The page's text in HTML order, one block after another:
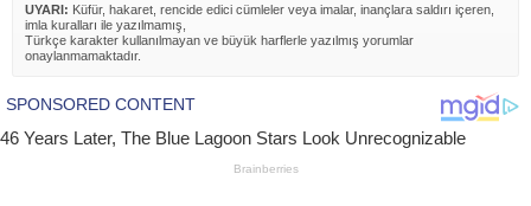
UYARI: Küfür, hakaret, rencide edici cümleler veya imalar, inançlara saldırı içeren,
imla kuralları ile yazılmamış,
Türkçe karakter kullanılmayan ve büyük harflerle yazılmış yorumlar
onaylanmamaktadır.